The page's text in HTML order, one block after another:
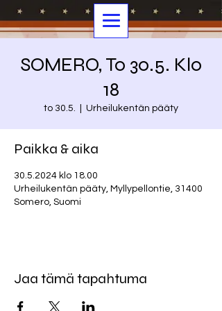
SOMERO, To 30.5. Klo
18
to 30.5. Urheilukentän pääty
Paikka & aika
30.5.2024 klo 18.00
Urheilukentän pääty, Myllypellontie, 31400
Somero, Suomi
Jaa tämä tapahtuma